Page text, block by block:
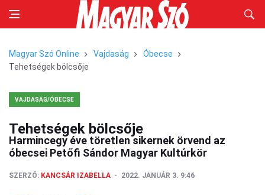
Magyar Szó Online Vajdaság
Óbecse
Tehetségek bölcsője
VAJDASÁG/ÓBECSE
Tehetségek bölcsője
Harmincegy éve töretlen sikernek örvend az
óbecsei Petőfi Sándor Magyar Kultúrkör
SZERZŐ: KANCSÁR IZABELLA 2022. JANUÁR 3. 9:46